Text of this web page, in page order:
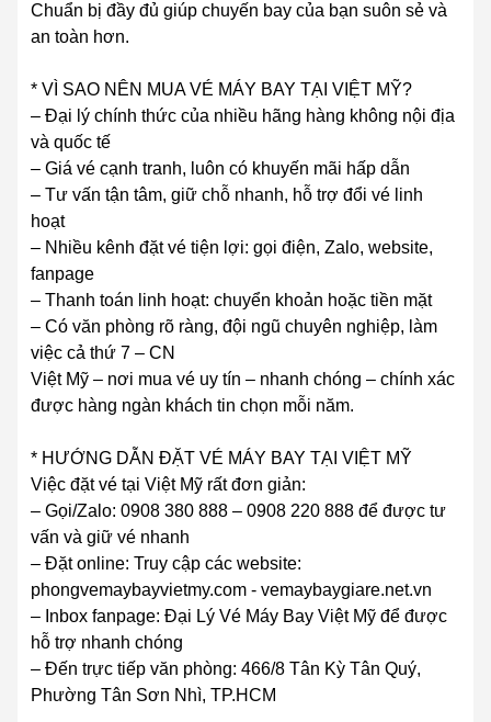
Chuẩn bị đầy đủ giúp chuyến bay của bạn suôn sẻ và
an toàn hơn.
* VÌ SAO NÊN MUA VÉ MÁY BAY TẠI VIỆT MỸ?
– Đại lý chính thức của nhiều hãng hàng không nội địa
và quốc tế
– Giá vé cạnh tranh, luôn có khuyến mãi hấp dẫn
– Tư vấn tận tâm, giữ chỗ nhanh, hỗ trợ đổi vé linh
hoạt
– Nhiều kênh đặt vé tiện lợi: gọi điện, Zalo, website,
fanpage
– Thanh toán linh hoạt: chuyển khoản hoặc tiền mặt
– Có văn phòng rõ ràng, đội ngũ chuyên nghiệp, làm
việc cả thứ 7 – CN
Việt Mỹ – nơi mua vé uy tín – nhanh chóng – chính xác
được hàng ngàn khách tin chọn mỗi năm.
* HƯỚNG DẪN ĐẶT VÉ MÁY BAY TẠI VIỆT MỸ
Việc đặt vé tại Việt Mỹ rất đơn giản:
– Gọi/Zalo: 0908 380 888 – 0908 220 888 để được tư
vấn và giữ vé nhanh
– Đặt online: Truy cập các website:
phongvemaybayvietmy.com - vemaybaygiare.net.vn
– Inbox fanpage: Đại Lý Vé Máy Bay Việt Mỹ để được
hỗ trợ nhanh chóng
– Đến trực tiếp văn phòng: 466/8 Tân Kỳ Tân Quý,
Phường Tân Sơn Nhì, TP.HCM